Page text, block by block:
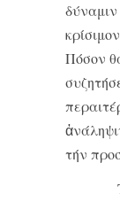
Πόσον
τήν
Τό